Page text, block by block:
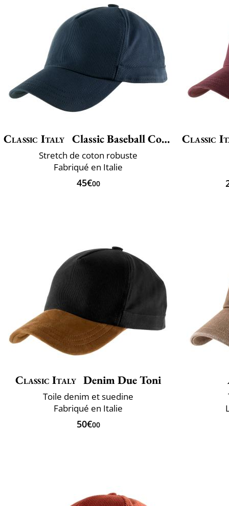
Classic Italy Classic Baseball Cotton
Stretch de coton robuste
Fabriqué en Italie
45€00
Classic
Classic Italy Denim Due Toni
Toile denim et suedine
Fabriqué en Italie
50€00